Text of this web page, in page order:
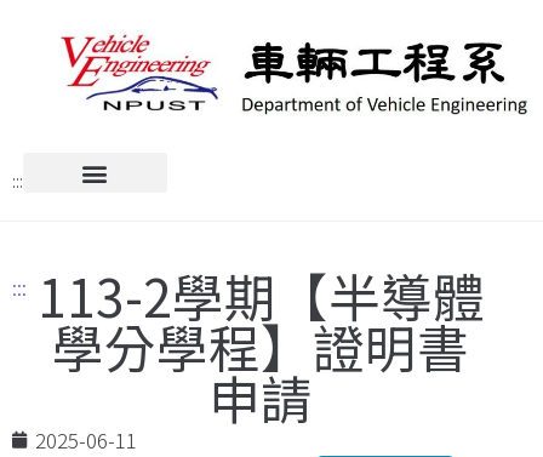
:::
::: 113-2學期【半導體
學分學程】證明書
申請
2025-06-11